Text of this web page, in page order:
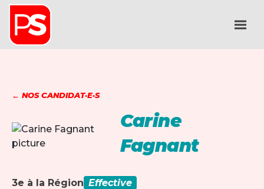
← NOS CANDIDAT·E·S
Carine
Fagnant
3e à la Région Effective